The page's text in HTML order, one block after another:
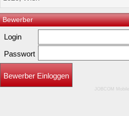
Bewerber
Login
Passwort
Bewerber Einloggen
JOBCOM Mobile